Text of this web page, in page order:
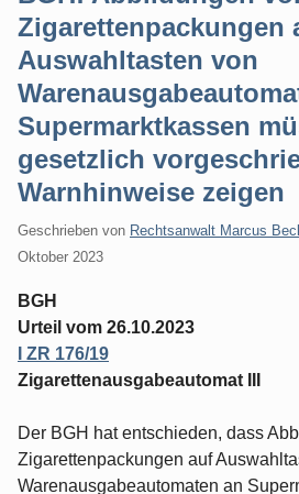
Zigarettenpackungen
Auswahltasten von
Supermarktkassen
gesetzlich
Warnhinweise zeigen
Geschrieben von Rechtsanwalt Marcus
Oktober 2023
BGH
Urteil vom 26.10.2023
I ZR 176/19
Zigarettenausgabeautomat III
Der BGH hat entschieden, dass
Zigarettenpackungen auf
Warenausgabeautomaten an